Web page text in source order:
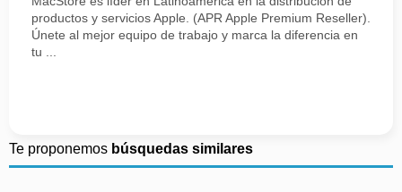
productos y servicios Apple. (APR Apple Premium Reseller).
Únete al mejor equipo de trabajo y marca la diferencia en
tu ...
Te proponemos búsquedas similares